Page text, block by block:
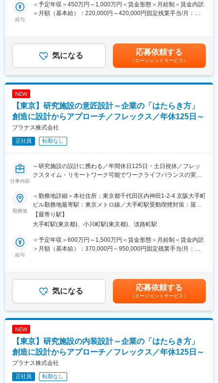
インとなり、先輩社員について業務を覚えてもらいます。
※組織としては28名（女性17名・男性11名）となります。
・同社は日本で初めてFRPマネキンを手掛けた存在として知られ
ており、長年にわたり全国主要百貨店やアパレル企業から高い信
頼を獲得しています。
近年は業界初となる100％植物由来の生分解ボディの開発など、
SDGsへの取り組みにも注力しています。
フバランスを整えて働くことが可能です。
変更の範囲：会社の定める業務
■業務詳細：
ゼネコンを中心に顧客との打ち合わせ、基本設計・実施設計、関
【受注元】ディベロッパー、ゼネコンがメイン。既存顧客からの
受注が9割で新規顧客からの受注が1割程度です。
【担当エリア】大阪府下が9割です。
【働き方】残業時間は一日当たり2時間程度です。休日出勤はしな
い会社としての方針があります。
■組織構成：
（平均年齢 32歳）
デザイン性の高い案件を得意としており、現在まで200棟のプロ
ジェクトの実績のある、多様な用途の設計を行える専門家集団で
す。
社名のラフト（RAFT）はイカダという意味があります。
スタッフ個々が得意分野を強く持ち、それが組織として繋がった
時、木々をつなぎ合せたイカダのように、発展し続けることを込
め、設計スタッフとして仕事に熱中できる環境が、クリエイティ
給与
＜予定年収＞450万円～1,000万円＜賃金形態＞月給制＜賃金内訳
＞月額（基本給）：220,000円～420,000円固定残業手当/月：
昇給：年1回■賞与：年3回（6ヶ月分）■決算賞与（支給実績あ
り）【モデル年収】35歳620万円（主任）38歳760万円（チー
フ）40歳950万円（室長)賃金はあくまでも目安の金額であり、選
考を通じて上下する可能性があります。月給(月額)は固定手当を含
めた表記です。
気になる 応募依頼する
（エージェントサービス）
NEW
【東京】研究施設の意匠設計～企業の「はたらき方」
創造に設計からアプローチ／フレックス／年休125日～
プラナス株式会社
正社員 転勤なし
仕事内容
～研究施設の設計に携わる／年間休日125日・土日祝休／フレッ
クスタイム・リモートワーク可能でワークライフバランスの実現
■業務内容：
研究施設の設計に特化した国内有数の建築設計事務所である当社
にて、意匠設計職をお任せします。
企業の研究所/本社/イノベーション施設などに対して、企画提案、
設計、工事監理まで一気通貫で実施いたします。
★建築設計者だけでなく元研究者、クリエイティブディレクタ
ー、インテリアデザイナー、グラフィックデザイナーなど様々な
し】
■案件について：
えています。
＜エリア＞全国各地
＜工期＞約3～4年のものが多くなっています。
＜規模＞改装であれば数百平米規模、施設の設計だと数千～数万
平米
勤務地
＜勤務地詳細＞本社住所：東京都千代田区内神田1-2-4 京阪大手町
ビル勤務地最寄駅：東京メトロ線／大手町駅受動喫煙対策：屋内
全面禁煙変更の範囲：会社の定める事業所
【最寄り駅】
大手町駅(東京都)、小川町駅(東京都)、淡路町駅
給与
＜予定年収＞600万円～1,500万円＜賃金形態＞月給制＜賃金内訳
＞月額（基本給）：370,000円～950,000円固定残業手当/月：
年齢、経験によって年収は考慮させて頂きます。■賞与：年2回
夏季賞与7月、冬季賞与12月■決算賞与：9月 会社業績に応じて支
給。直近5期連続支給の実績。賃金はあくまでも目安の金額であ
り、選考を通じて上下する可能性があります。月給(月額)は固定手
当を含めた表記です。
気になる 応募依頼する
（エージェントサービス）
NEW
【東京】研究施設の内装設計～企業の「はたらき方」
創造に設計からアプローチ／フレックス／年休125日～
プラナス株式会社
正社員 転勤なし